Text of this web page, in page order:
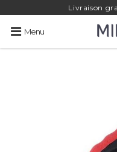
Livraison
Menu